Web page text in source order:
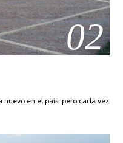
02
nuevo en el país, pero cada vez